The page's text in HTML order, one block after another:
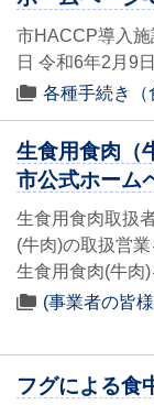
市HACCP導入施
日 令和6年2月9
各種手続き（
生食用食肉（
市公式ホーム
生食用食肉取扱
(牛肉)の取扱営
生食用食肉(牛肉
(事業者の皆
フグによる食